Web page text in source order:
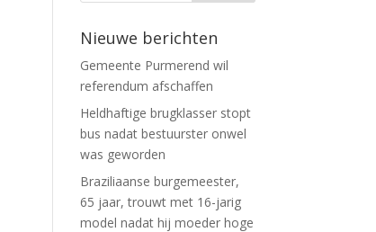
Nieuwe berichten
Gemeente Purmerend wil
referendum afschaffen
Heldhaftige brugklasser stopt
bus nadat bestuurster onwel
was geworden
Braziliaanse burgemeester,
65 jaar, trouwt met 16-jarig
model nadat hij moeder hoge